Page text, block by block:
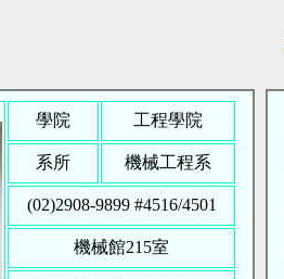
學院 工程學院
系所 機械工程系
(02)2908-9899 #4516/4501
機械館215室